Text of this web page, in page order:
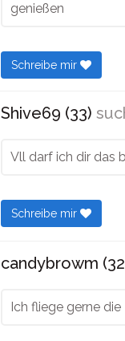
genießen
Schreibe mir
Shive69 (33)
Vll darf ich dir das
Schreibe mir
candybrowm
Ich fliege gerne die